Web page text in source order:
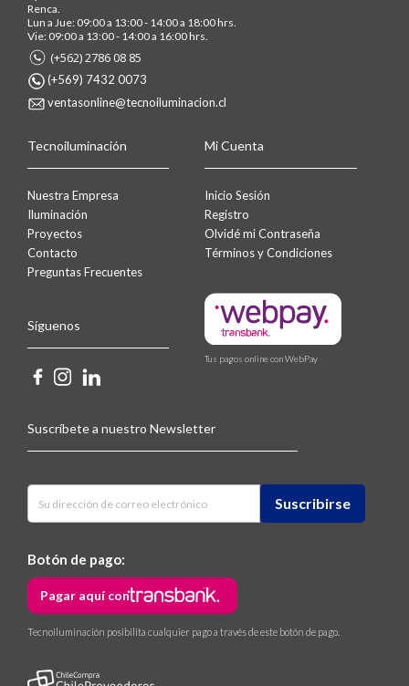
Renca.
Lun a Jue: 09:00 a 13:00 - 14:00 a 18:00 hrs.
Vie: 09:00 a 13:00 - 14:00 a 16:00 hrs.
(+562) 2786 08 85
(+569) 7432 0073
ventasonline@tecnoiluminacion.cl
Tecnoiluminación
Nuestra Empresa
Iluminación
Proyectos
Contacto
Preguntas Frecuentes
Síguenos
Mi Cuenta
Inicio Sesión
Registro
Olvidé mi Contraseña
Términos y Condiciones
Tus pagos online con WebPay
Suscríbete a nuestro Newsletter
Botón de pago:
Pagar aquí con
Tecnoiluminación posibilita cualquier pago a través de este botón de pago.